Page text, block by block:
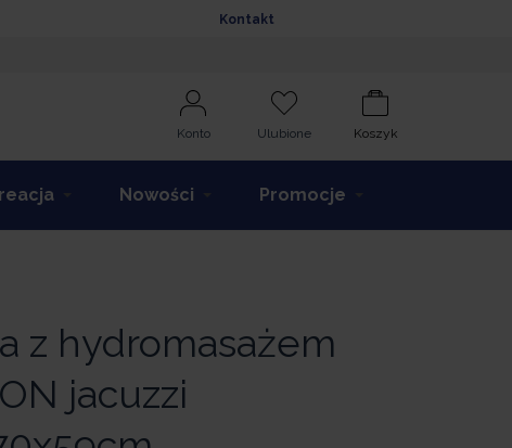
Kontakt
Konto Ulubione Koszyk
Nowości Promocje
z hydromasażem
jacuzzi